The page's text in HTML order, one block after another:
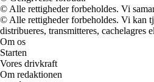
© Alle rettigheder forbeholdes. Vi
© Alle rettigheder forbeholdes. Vi kan
distribueres, transmitteres, cachelagres
Om os
Starten
Vores drivkraft
Om redaktionen